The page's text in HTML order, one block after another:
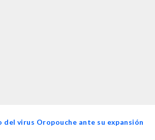
virus Oropouche ante su expansión